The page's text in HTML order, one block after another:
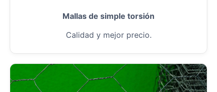
Mallas de simple torsión
Calidad y mejor precio.